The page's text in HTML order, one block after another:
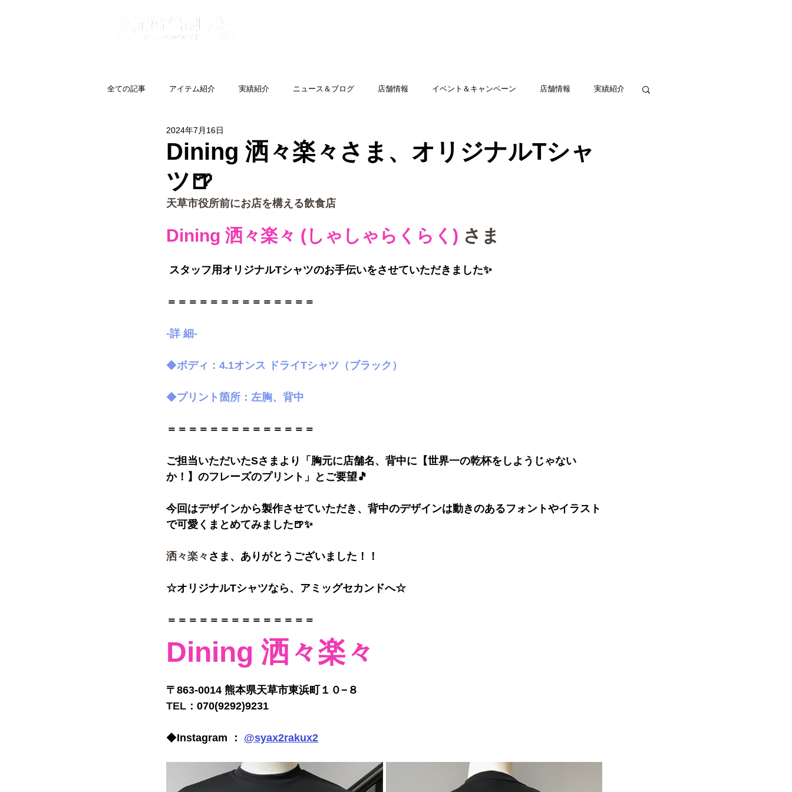
全ての記事 アイテム紹介 実績紹介 ニュース＆ブログ 店舗情報 イベント＆キャンペーン 店舗情報 実績紹介
Dining 洒々楽々さま、オリジナルTシャ
ツ🍺
2024年7月16日
天草市役所前にお店を構える飲食店
Dining 洒々楽々 (しゃしゃらくらく) さま
スタッフ用オリジナルTシャツのお手伝いをさせていただきました✨
＝＝＝＝＝＝＝＝＝＝＝＝＝＝
-詳 細-
◆ボディ：4.1オンス ドライTシャツ（ブラック）
◆プリント箇所：左胸、背中
＝＝＝＝＝＝＝＝＝＝＝＝＝＝
ご担当いただいたSさまより「胸元に店舗名、背中に【世界一の乾杯をしようじゃない
か！】のフレーズのプリント」とご要望🎵
今回はデザインから製作させていただき、背中のデザインは動きのあるフォントやイラスト
で可愛くまとめてみました🍺✨
洒々楽々 さま 、ありがとうございました！！
☆オリジナルTシャツなら、アミッグセカンドへ☆
＝＝＝＝＝＝＝＝＝＝＝＝＝＝
Dining 洒々楽々
〒863-0014 熊本県天草市東浜町１０−８
TEL： 070(9292)9231
◆Instagram ： @syax2rakux2